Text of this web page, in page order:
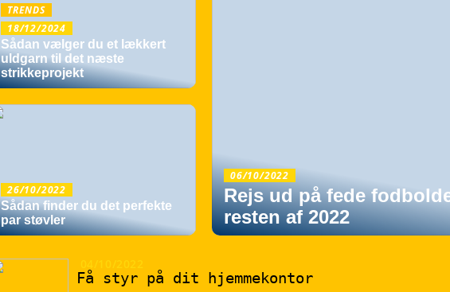
TRENDS
18/12/2024
Sådan vælger du et lækkert
uldgarn til det næste
strikkeprojekt
26/10/2022
Sådan finder du det perfekte
par støvler
06/10/2022
Rejs ud på fede
resten af 2022
Få styr på dit hjemmekontor